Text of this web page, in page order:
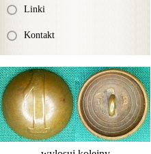
Linki
Kontakt